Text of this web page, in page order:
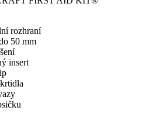
rozhraní
50 mm
insert